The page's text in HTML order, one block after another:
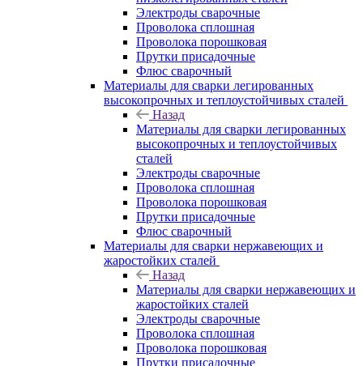
Электроды сварочные
Проволока сплошная
Проволока порошковая
Прутки присадочные
Флюс сварочный
Материалы для сварки легированных
высокопрочных и теплоустойчивых сталей
Назад
Материалы для сварки легированных
высокопрочных и теплоустойчивых
сталей
Электроды сварочные
Проволока сплошная
Проволока порошковая
Прутки присадочные
Флюс сварочный
Материалы для сварки нержавеющих и
жаростойких сталей
Назад
Материалы для сварки нержавеющих и
жаростойких сталей
Электроды сварочные
Проволока сплошная
Проволока порошковая
Прутки присадочные